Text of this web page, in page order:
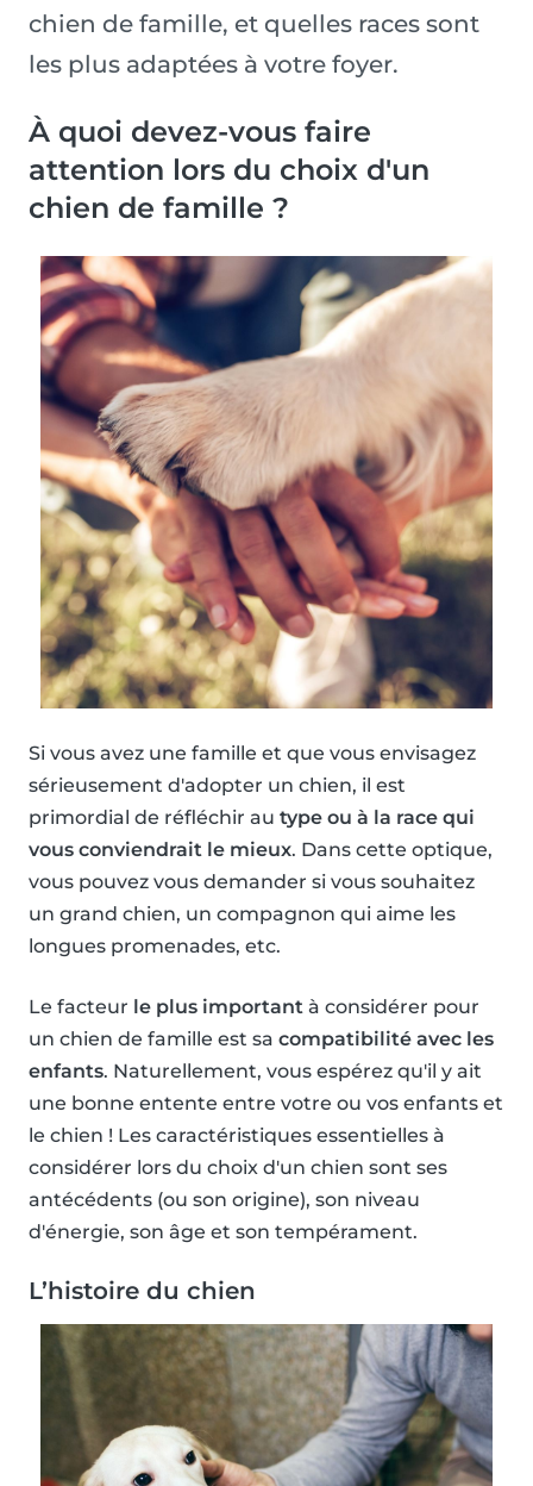
chien de famille, et quelles races sont
les plus adaptées à votre foyer.
À quoi devez-vous faire
attention lors du choix d'un
chien de famille ?
Si vous avez une famille et que vous envisagez
sérieusement d'adopter un chien, il est
primordial de réfléchir au type ou à la race qui
vous conviendrait le mieux. Dans cette optique,
vous pouvez vous demander si vous souhaitez
un grand chien, un compagnon qui aime les
longues promenades, etc.
Le facteur le plus important à considérer pour
un chien de famille est sa compatibilité avec les
enfants. Naturellement, vous espérez qu'il y ait
une bonne entente entre votre ou vos enfants et
le chien ! Les caractéristiques essentielles à
considérer lors du choix d'un chien sont ses
antécédents (ou son origine), son niveau
d'énergie, son âge et son tempérament.
L’histoire du chien